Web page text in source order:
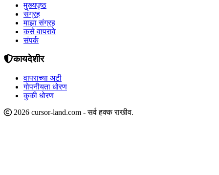
मुख्यपृष्ठ
संग्रह
माझा संग्रह
कसे वापरावे
संपर्क
कायदेशीर
वापराच्या अटी
गोपनीयता धोरण
कुकी धोरण
2026 cursor-land.com - सर्व हक्क राखीव.